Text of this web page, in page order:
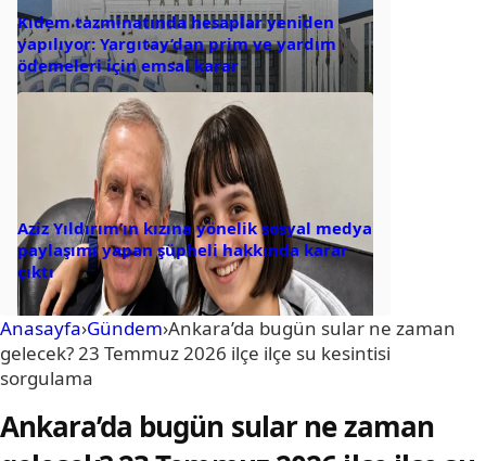
Kıdem tazminatında hesaplar yeniden
yapılıyor: Yargıtay’dan prim ve yardım
ödemeleri için emsal karar
Aziz Yıldırım’ın kızına yönelik sosyal medya
paylaşımı yapan şüpheli hakkında karar
çıktı
Anasayfa›Gündem›Ankara’da bugün sular ne zaman
gelecek? 23 Temmuz 2026 ilçe ilçe su kesintisi
sorgulama
Ankara’da bugün sular ne zaman